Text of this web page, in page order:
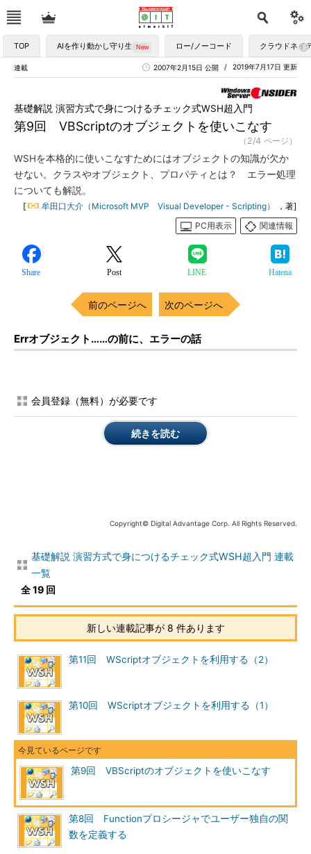
TOP AIを作り動かし守り生かす ロー/ノーコード クラウドネイ
連載 2019年7月17日 更新
2007年2月15日 公開
第9回 VBScriptのオブジェクトを使いこなす
基礎解説 演習方式で身につけるチェック式WSH超入門
（2/4 ページ）
WSHを本格的に使いこなすためにはオブジェクトの知識が欠か
せない。クラスやオブジェクト、プロパティとは？ エラー処理
についても解説。
[ 牟田口大介（Microsoft MVP Visual Developer - Scripting）
，著]
PC用表示
関連情報
Share Post LINE Hatena
前のページへ 次のページへ
Errオブジェクト……の前に、エラーの話
会員登録（無料）が必要です
続きを読む
Copyright© Digital Advantage Corp. All Rights Reserved.
基礎解説 演習方式で身につけるチェック式WSH超入門 連載
一覧
全 19 回
新しい連載記事が 8 件あります
第11回 WScriptオブジェクトを利用する（2）
第10回 WScriptオブジェクトを利用する（1）
第9回 VBScriptのオブジェクトを使いこなす
第8回 Functionプロシージャでユーザー独自の関
数を定義する